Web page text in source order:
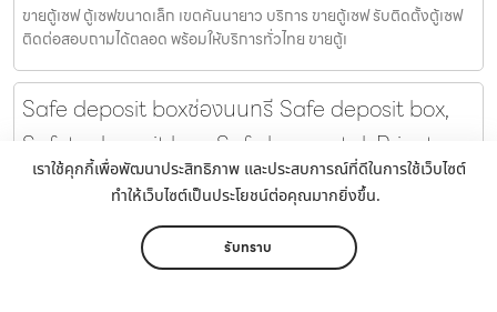
เราใช้คุกกี้เพื่อพัฒนาประสิทธิภาพ และประสบการณ์ที่ดีในการใช้เว็บไซต์
ทำให้เว็บไซต์เป็นประโยชน์ต่อคุณมากยิ่งขึ้น.
รับทราบ
ขายตู้เซฟ ตู้เซฟขนาดเล็ก เขตคันนายาว บริการ ขายตู้เซฟ รับติดตั้งตู้เซฟ
ติดต่อสอบถามได้ตลอด พร้อมให้บริการทั่วไทย ขายตู้เ
Safe deposit boxช่องนนทรี Safe deposit box,
Safety deposit box, Safe box rental, Private
vault, Deposit box rental และ Security box
Safe deposit boxช่องนนทรี Safe deposit box, Safety deposit
box, Safe box rental, Private vault, Deposit box rental และ S